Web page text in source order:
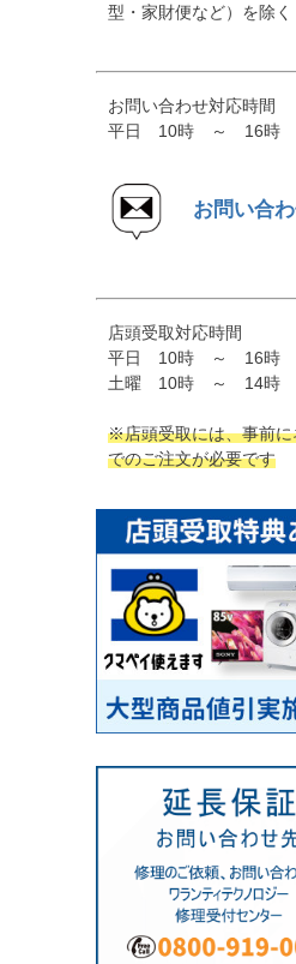
型・家財便など）を除く
お問い合わせ対応時間
平日 10時 ～ 16時
お問い合
店頭受取対応時間
平日 10時 ～ 16時
土曜 10時 ～ 14時
※店頭受取には、事前に
でのご注文が必要です